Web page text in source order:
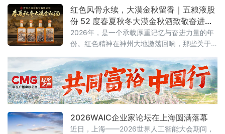
聚大兴同成长，筑梦国门向未来”大兴区第三
届“新国门”人才家庭日主题沙龙活动。
红色风骨永续，大漠金秋留香｜五粮液股
份 52 度春夏秋冬大漠金秋酒致敬奋进时
代
2026年，是一个承载厚重记忆与奋进力量的年
份。红色精神在神州大地激荡回响，那些关于
鲜明的底色。
2026WAIC企业家论坛在上海圆满落幕
近日，上海——2026世界人工智能大会期间，